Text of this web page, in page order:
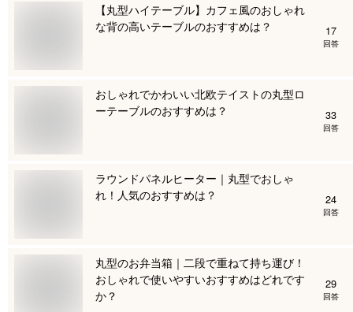
【丸型ハイテーブル】カフェ風のおしゃれ
な背の高いテーブルのおすすめは？
17
回答
おしゃれでかわいい北欧テイストの丸型ロ
ーテーブルのおすすめは？
33
回答
ラウンドパネルヒーター｜丸型でおしゃ
れ！人気のおすすめは？
24
回答
丸型のお弁当箱｜二段で重ねて持ち運び！
おしゃれで使いやすいおすすめはどれです
か？
29
回答